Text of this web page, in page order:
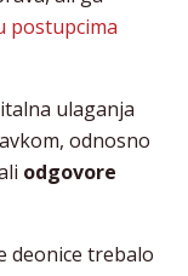
postupcima
ulaganja
odnosno
odgovore
deonice trebalo